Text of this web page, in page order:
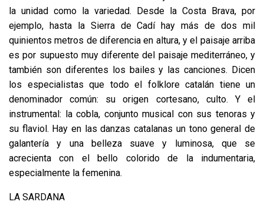
la unidad como la variedad. Desde la Costa Brava, por
ejemplo, hasta la Sierra de Cadí hay más de dos mil
quinientos metros de diferencia en altura, y el paisaje arriba
es por supuesto muy diferente del paisaje mediterráneo, y
también son diferentes los bailes y las canciones. Dicen
los especialistas que todo el folklore catalán tiene un
denominador común: su origen cortesano, culto. Y el
instrumental: la cobla, conjunto musical con sus tenoras y
su flaviol. Hay en las danzas catalanas un tono general de
galantería y una belleza suave y luminosa, que se
acrecienta con el bello colorido de la indumentaria,
especialmente la femenina.
LA SARDANA